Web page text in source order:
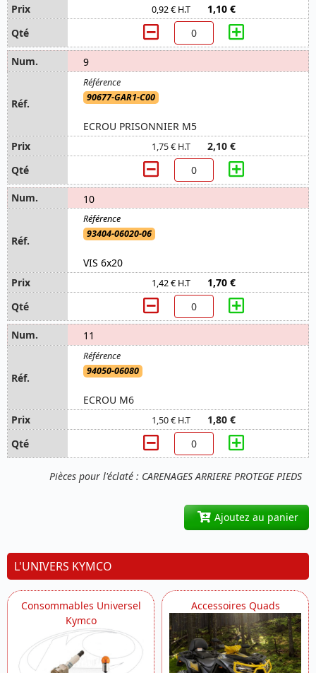
Pièces pour l'éclaté : CARENAGES ARRIERE PROTEGE PIEDS
0,92 € H.T 1,10 €
9
90677-GAR1-C00
ECROU PRISONNIER M5
1,75 € H.T 2,10 €
10
93404-06020-06
VIS 6x20
1,42 € H.T 1,70 €
11
94050-06080
ECROU M6
1,50 € H.T 1,80 €
Ajoutez au panier
L'UNIVERS KYMCO
Consommables Universel
Kymco
Accessoires Quads